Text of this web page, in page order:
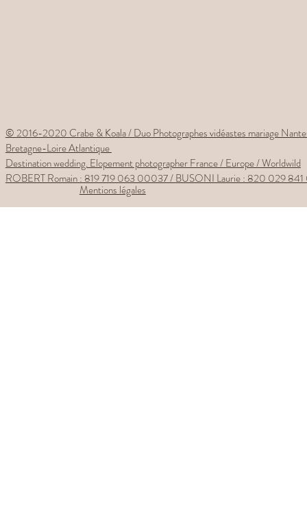
© 2016-2020 Crabe & Koala / Duo Photographes vidéastes mariage
Bretagne-Loire Atlantique
Destination wedding. Elopement photographer France / Europe / Worldwild